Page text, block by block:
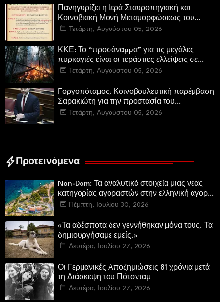
Πανηγυρίζει η Ιερά Σταυροπηγιακή και
Κοινοβιακή Μονή Μεταμορφώσεως του
Σωτήρος Καμενων Βουρλων (Μονή Αγιάς ή
Τετάρτη, Αυγούστου 05, 2026
ΚΚΕ: Το “προσάναµµα” για τις μεγάλες
πυρκαγιές είναι οι τεράστιες ελλείψεις σε
µέσα και προσωπικό στην Πυροσβεστική και
Τετάρτη, Αυγούστου 05, 2026
Γοργοπόταμος: Κοινοβουλευτική παρέμβαση
Σαρακιώτη για την προστασία του
εμβληματικού φυσικού και ιστορικού
Τετάρτη, Αυγούστου 05, 2026
Προτεινόμενα
Non-Dom: Τα αναλυτικά στοιχεία μιας νέας
κατηγορίας αγοραστών στην ελληνική αγορά
πολυτελών κατοικιών
Πέμπτη, Ιουλίου 30, 2026
«Τα αδέσποτα δεν γεννήθηκαν μόνα τους. Τα
δημιουργήσαμε εμείς.»
Δευτέρα, Ιουλίου 27, 2026
Οι Γερμανικές Αποζημιώσεις 81 χρόνια μετά
τη Διάσκεψη του Πότσνταμ
Δευτέρα, Ιουλίου 27, 2026